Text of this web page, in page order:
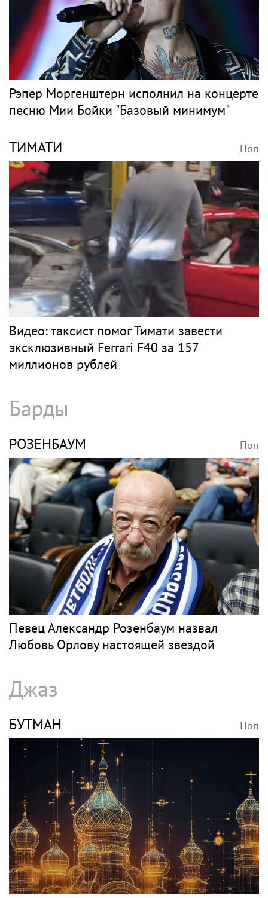
Рэпер Моргенштерн исполнил на концерте
песню Мии Бойки "Базовый минимум"
ТИМАТИ Поп
Видео: таксист помог Тимати завести
эксклюзивный Ferrari F40 за 157
миллионов рублей
Барды
РОЗЕНБАУМ Поп
Певец Александр Розенбаум назвал
Любовь Орлову настоящей звездой
Джаз
БУТМАН Поп